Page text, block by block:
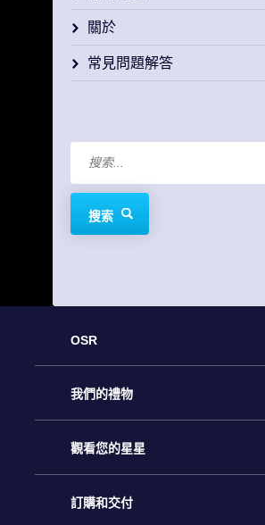
關於
常見問題解答
搜索
OSR
客戶服務
聯繫我們
博客
我們的禮物
Online Star禮物
OSR禮物包
觀看您的星星
星星注册
訂購和交付